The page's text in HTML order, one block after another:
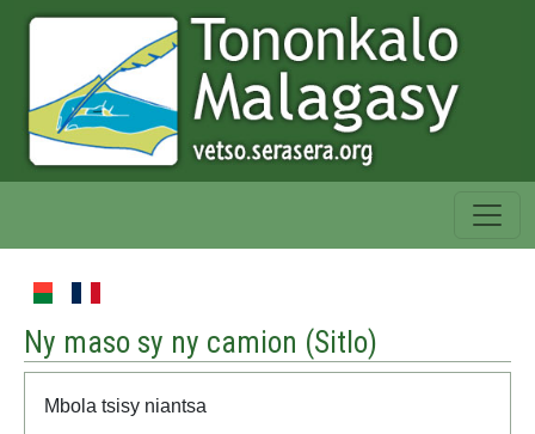
Ny maso sy ny camion (Sitlo)
Mbola tsisy niantsa